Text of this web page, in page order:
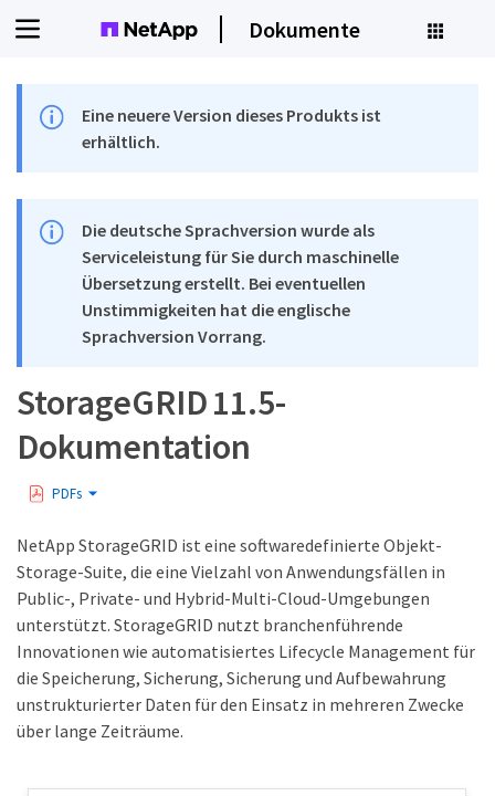
Dokumente
Eine neuere Version dieses Produkts ist
erhältlich.
Die deutsche Sprachversion wurde als
Serviceleistung für Sie durch maschinelle
Übersetzung erstellt. Bei eventuellen
Unstimmigkeiten hat die englische
Sprachversion Vorrang.
StorageGRID 11.5-
Dokumentation
PDFs
NetApp StorageGRID ist eine softwaredefinierte Objekt-
Storage-Suite, die eine Vielzahl von Anwendungsfällen in
Public-, Private- und Hybrid-Multi-Cloud-Umgebungen
unterstützt. StorageGRID nutzt branchenführende
Innovationen wie automatisiertes Lifecycle Management für
die Speicherung, Sicherung, Sicherung und Aufbewahrung
unstrukturierter Daten für den Einsatz in mehreren Zwecke
über lange Zeiträume.